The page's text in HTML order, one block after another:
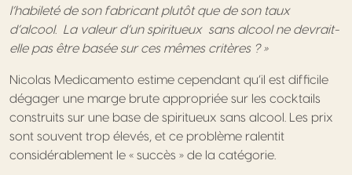
l’habileté de son fabricant plutôt que de son taux
d’alcool. La valeur d’un spiritueux sans alcool ne devrait-
elle pas être basée sur ces mêmes critères ? »
Nicolas Medicamento estime cependant qu’il est difficile
dégager une marge brute appropriée sur les cocktails
construits sur une base de spiritueux sans alcool. Les prix
sont souvent trop élevés, et ce problème ralentit
considérablement le « succès » de la catégorie.